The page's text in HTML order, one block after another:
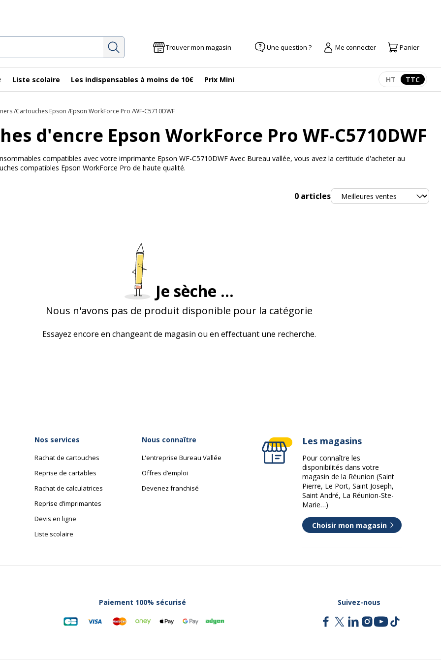
Rechercher Trouver mon magasin Une question ? Me connecter Panier
Liste scolaire Les indispensables à moins de 10€ Prix Mini Afficher les
HT TTC
Cartouches Epson Epson WorkForce Pro WF-C5710DWF
d'encre Epson WorkForce Pro WF-C5710DWF
compatibles avec votre imprimante Epson WF-C5710DWF Avec Bureau vallée, vous avez la certitude d'acheter au
compatibles Epson WorkForce Pro de haute qualité.
0 articlesTrier
Je sèche ...
Nous n'avons pas de produit disponible pour la catégorie
Essayez encore en changeant de magasin ou en effectuant une recherche.
Nos services
Rachat de cartouches
Reprise de cartables
Rachat de calculatrices
Reprise d’imprimantes
Devis en ligne
Liste scolaire
Nous connaître
L'entreprise Bureau Vallée
Offres d’emploi
Devenez franchisé
Les magasins
Pour connaître les
disponibilités dans votre
magasin de la Réunion (Saint
Pierre, Le Port, Saint Joseph,
Saint André, La Réunion-Ste-
Marie…)
Choisir mon magasin
Paiement 100% sécurisé Suivez-nous